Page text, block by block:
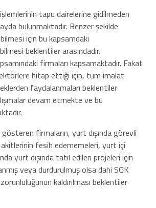
tapu dairelerine gidilmeden
bulunmaktadır. Benzer şekilde
için bu kapsamdaki
beklentiler arasındadır.
firmaları kapsamaktadır. Fakat
hitap ettiği için, tüm imalat
faydalanmaları beklentiler
devam etmekte ve bu
firmaların, yurt dışında görevli
fesih edememeleri, yurt içi
yurt dışında tatil edilen projeleri için
veya durdurulmuş olsa dahi SGK
kaldırılması beklentiler